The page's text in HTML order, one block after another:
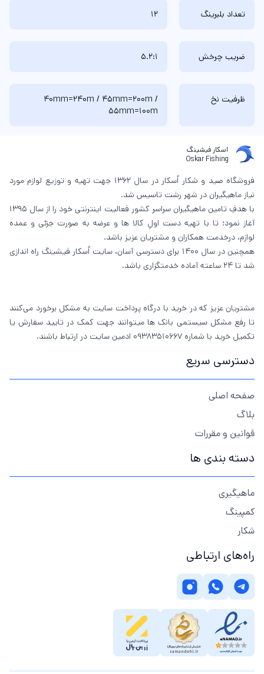
تعداد بلبرینگ 12
ضریب چرخش 5.2:1
ظرفیت نخ
40mm=240m / 45mm=200m /
55mm=100m
اسکار فیشینگ
Oskar Fishing
فروشگاه صید و شکار اُسکار در سال 1362 جهت تهیه و توزیع لوازم مورد
نیاز ماهیگیران در شهر رشت تاسیس شد.
با هدفِ تامین ماهیگیران سراسر کشور فعالیت اینترنتی خود را از سال 1395
آغاز نمود؛ تا با تهیه دست اولِ کالا ها و عرضه به صورت جزئی و عمده
لوازم، درخدمت همکاران و مشتریان عزیز باشد.
همچنین در سال 1400 برای دسترسی آسان، سایت اُسکار فیشینگ راه اندازی
شد تا 24 ساعته آماده خدمتگزاری باشد.
مشتریان عزیز که در خرید با درگاه پرداخت سایت به مشکل برخورد می‌کنند
تا رفع مشکل سیستمی بانک ها میتوانند جهت کمک در تایید سفارش یا
تکمیل خرید با شماره 09383510667 ادمین سایت در ارتباط باشند.
دسترسی سریع
صفحه اصلی
بلاگ
قوانین و مقررات
دسته بندی ها
ماهیگیری
کمپینگ
شکار
راه‌های ارتباطی